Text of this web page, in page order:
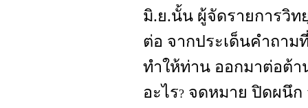
มิ.ย.นั้น ผู้จัดรายการวิ
ต่อ จากประเด็นคำถา
ทำให้ท่าน ออกมาต่อต้า
อะไร? จดหมาย ปิดผนึก